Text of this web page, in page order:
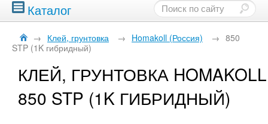
Каталог
→ Клей, грунтовка → Homakoll (Россия) → 850
STP (1K гибридный)
КЛЕЙ, ГРУНТОВКА HOMAKOLL
850 STP (1K ГИБРИДНЫЙ)